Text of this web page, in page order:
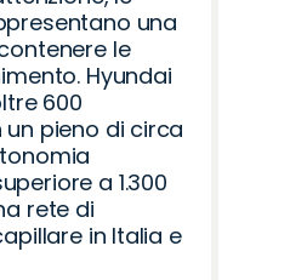
una
le
Hyundai
600
pieno di circa
a 1.300
rete di
in Italia e